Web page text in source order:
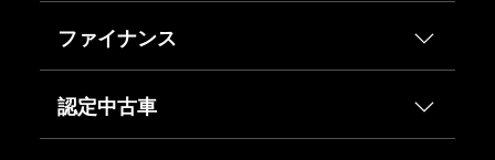
ファイナンス
認定中古車